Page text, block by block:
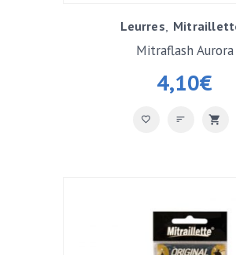
Leurres
4,10€
Mitraflash Aurora